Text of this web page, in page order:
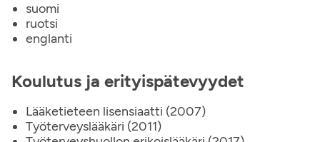
suomi
ruotsi
englanti
Koulutus ja erityispätevyydet
Lääketieteen lisensiaatti (2007)
Työterveyslääkäri (2011)